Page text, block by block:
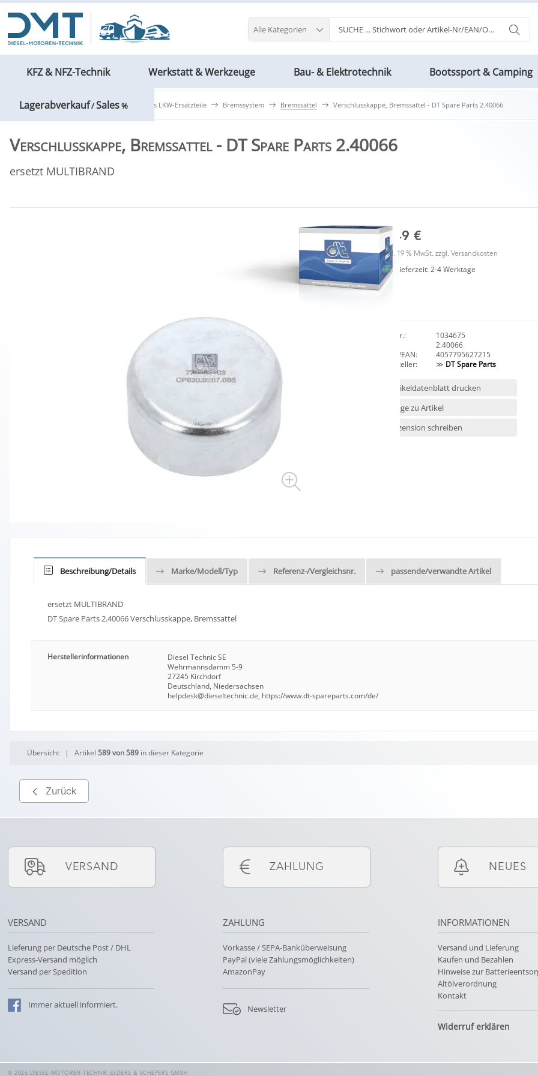
Alle Kategorien
KFZ & NFZ-Technik Werkstatt & Werkzeuge Bau- & Elektrotechnik Bootssport & Camping
Lagerabverkauf/Sales%
KFZ & NFZ-Technik DT Spare Parts LKW-Ersatzteile Bremssystem Bremssattel Verschlusskappe, Bremssattel - DT Spare Parts 2.40066
Verschlusskappe, Bremssattel - DT Spare Parts 2.40066
ersetzt MULTIBRAND
2,49 €
inkl. 19 % MwSt. zzgl. Versandkosten
Lieferzeit: 2-4 Werktage
Art.Nr.:
1034675
2.40066
GTIN/EAN:
4057795627215
Hersteller:
≫ DT Spare Parts
Artikeldatenblatt drucken
Frage zu Artikel
Rezension schreiben
Beschreibung/Details Marke/Modell/Typ Referenz-/Vergleichsnr. passende/verwandte Artikel
ersetzt MULTIBRAND
DT Spare Parts 2.40066 Verschlusskappe, Bremssattel
Herstellerinformationen
Diesel Technic SE
Wehrmannsdamm 5-9
27245 Kirchdorf
Deutschland, Niedersachsen
helpdesk@dieseltechnic.de, https://www.dt-spareparts.com/de/
Übersicht | Artikel589 von 589 in dieser Kategorie
Zurück
VERSAND
VERSAND
Lieferung per Deutsche Post / DHL
Express-Versand möglich
Versand per Spedition
Immeraktuell informiert.
ZAHLUNG
ZAHLUNG
Vorkasse / SEPA-Banküberweisung
PayPal (viele Zahlungsmöglichkeiten)
AmazonPay
Newsletter
NEUES
INFORMATIONEN
Versand und Lieferung
Kaufen und Bezahlen
Hinweise zur
Altölverordnung
Kontakt
Widerruf erklären
© 2026 DIESEL-MOTOREN-TECHNIK ESDERS & SCHEPERS GMBH